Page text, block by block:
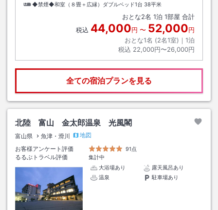
◆禁煙◆和室（８畳＋広縁）ダブルベッド1台 38平米
おとな2名 1泊 1部屋 合計
税込 44,000円 〜 52,000円
おとな1名 (2名1室)｜ 1泊
税込 22,000円〜26,000円
全ての宿泊プランを見る
北陸 富山 金太郎温泉 光風閣
富山県 魚津・滑川
地図
お客様アンケート評価
91点
るるぶトラベル評価
集計中
大浴場あり
露天風呂あり
温泉
駐車場あり